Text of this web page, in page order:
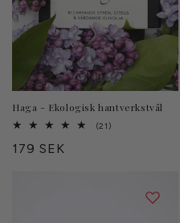
Haga - Ekologisk hantverkstvål
(21)21
Ordinarie
179 SEK